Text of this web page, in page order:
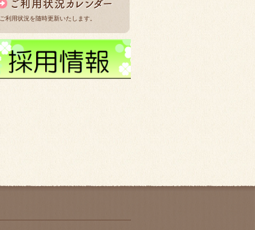
ご利用状況を随時更新いたします。